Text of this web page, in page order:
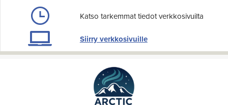
Katso tarkemmat tiedot verkkosivuilta
Siirry verkkosivuille